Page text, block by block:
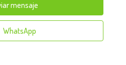
mensaje
WhatsApp